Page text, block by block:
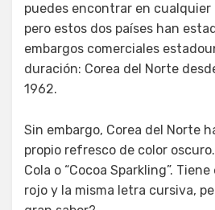
puedes encontrar en cualquier
pero estos dos países han
embargos comerciales
duración: Corea del Norte
1962.
Sin embargo, Corea del Norte
propio refresco de color
Cola o “Cocoa Sparkling”.
rojo y la misma letra cursiva,